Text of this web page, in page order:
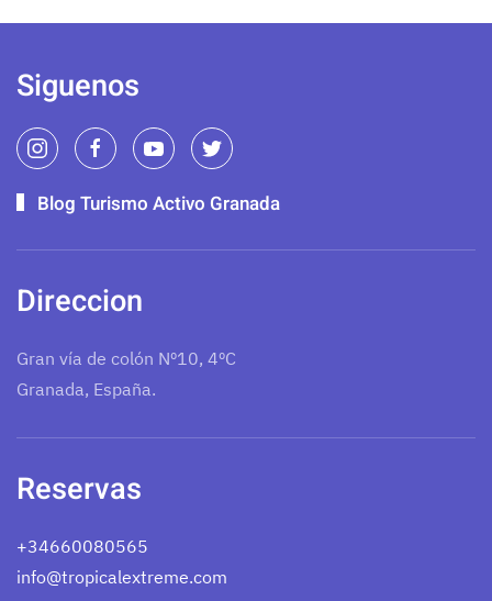
Siguenos
Blog Turismo Activo Granada
Direccion
Gran vía de colón Nº10, 4ºC
Granada, España.
Reservas
+34660080565
info@tropicalextreme.com